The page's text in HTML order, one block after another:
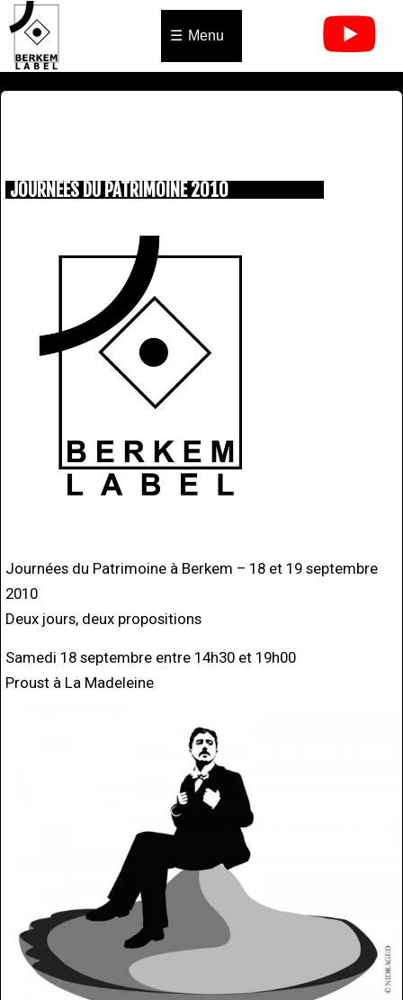
Menu
JOURNEES DU PATRIMOINE 2010
Journées du Patrimoine à Berkem – 18 et 19 septembre
2010
Deux jours, deux propositions
Samedi 18 septembre entre 14h30 et 19h00
Proust à La Madeleine